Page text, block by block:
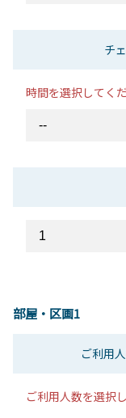
チ
時間を選択してく
部屋・区画1
ご利用
ご利用人数を選択